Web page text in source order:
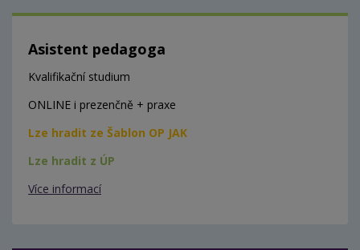
Asistent pedagoga
Kvalifikační studium
ONLINE i prezenčně + praxe
Lze hradit ze Šablon OP JAK
Lze hradit z ÚP
Více informací